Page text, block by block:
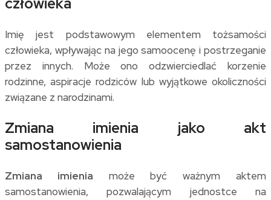
Imię jest podstawowym elementem tożsamości
człowieka, wpływając na jego samoocenę i postrzeganie
przez innych. Może ono odzwierciedlać korzenie
rodzinne, aspiracje rodziców lub wyjątkowe okoliczności
związane z narodzinami.
Zmiana imienia jako akt
samostanowienia
Zmiana imienia może być ważnym aktem
samostanowienia, pozwalającym jednostce na